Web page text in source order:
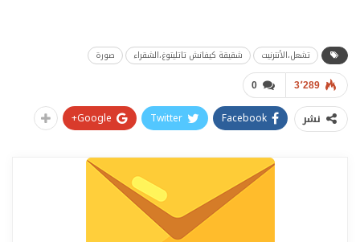
تشعل،الأنترنيت شقيقة كيفانش تاتليتوغ،الشقراء صورة
0 3٬289
نشر Facebook
Twitter
Google+